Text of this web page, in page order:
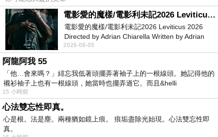
電影愛的魔樣/電影利未記2026 Leviticus 2026
電影愛的魔樣/電影利未記2026 Leviticus 2026
Directed by Adrian Chiarella Written by Adrian
Chiarella Starring Joe Bird
2026-08-05
阿龍阿我 55
「他…會來嗎？」緋忘我低著頭擺弄著袖子上的一根線頭。她記得他的
襯衫袖子上也有一根線頭，她當時也擺弄過它。而且&helli
15 小時前
心法雙忘性即真。
心是根。法是塵。兩種猶如鏡上痕。 痕垢盡除光始現。心法雙忘性即
真。